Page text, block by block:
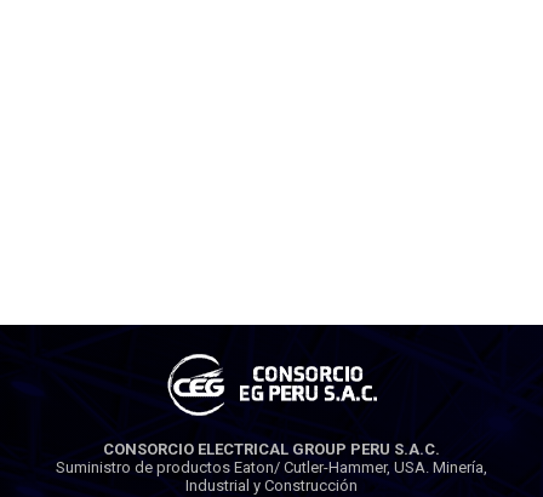
CONSORCIO ELECTRICAL GROUP PERU S.A.C.
Suministro de productos Eaton/ Cutler-Hammer, USA. Minería,
Industrial y Construcción